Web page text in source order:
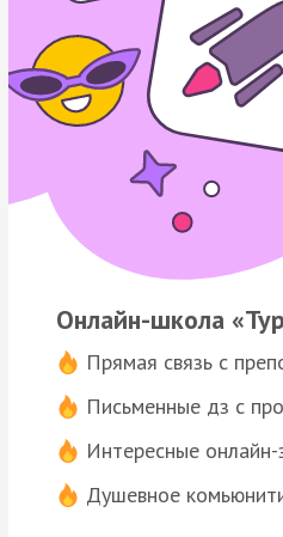
Онлайн-школа
Прямая связь с
Письменные дз с
Интересные онлайн-
Душевное